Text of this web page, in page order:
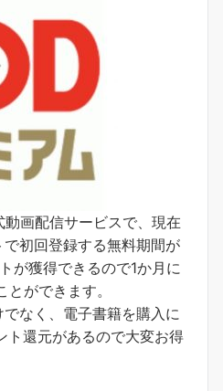
画配信サービスで、現在
初回登録する無料期間が
が獲得できるので1か月に
ができます。
なく、電子書籍を購入に
ト還元があるので大変お得